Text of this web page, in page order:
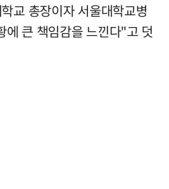
교 총장이자 서울대학교병
에 큰 책임감을 느낀다"고 덧